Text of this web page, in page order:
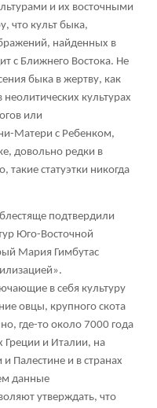
и их восточными
что культ быка,
найденных в
с Ближнего Востока. Не
быка в жертву, как
культурах
или
Матери с Ребенком,
довольно редки в
такие статуэтки никогда
подтвердили
Юго-Восточной
Мария Гимбутас
в себя культуру
овцы, крупного скота
где-то около 7000 года
Греции и Италии, на
Палестине и в странах
данные
утверждать, что